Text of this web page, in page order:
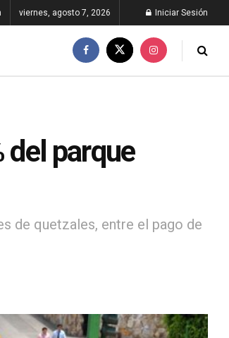
viernes, agosto 7, 2026 Iniciar Sesión
del parque
de quetzales, entre el pago de